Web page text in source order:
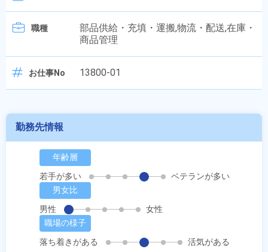
職種
部品供給・充填・運搬,物流・配送,在庫・
商品管理
お仕事No 13800-01
勤務先情報
年齢層
若手が多い
ベテランが多い
男女比
男性
女性
職場の様子
落ち着きがある
活気がある